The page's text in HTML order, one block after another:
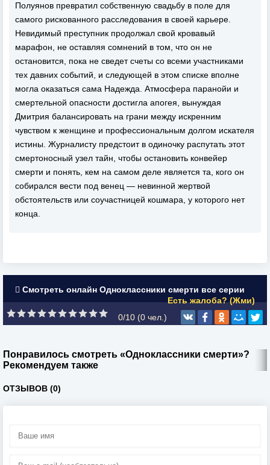
Полуянов превратил собственную свадьбу в поле для
самого рискованного расследования в своей карьере.
Невидимый преступник продолжал свой кровавый
марафон, не оставляя сомнений в том, что он не
остановится, пока не сведет счеты со всеми участниками
тех давних событий, и следующей в этом списке вполне
могла оказаться сама Надежда. Атмосфера паранойи и
смертельной опасности достигла апогея, вынуждая
Дмитрия балансировать на грани между искренним
чувством к женщине и профессиональным долгом искателя
истины. Журналисту предстоит в одиночку распутать этот
смертоносный узел тайн, чтобы остановить конвейер
смерти и понять, кем на самом деле является та, кого он
собирался вести под венец — невинной жертвой
обстоятельств или соучастницей кошмара, у которого нет
конца.
Смотреть онлайн Одноклассники смерти все серии
Есть жалоба? (Жми)
0/10 (0 чел.)
Понравилось смотреть «Одноклассники смерти»?
Рекомендуем также
ОТЗЫВОВ (0)